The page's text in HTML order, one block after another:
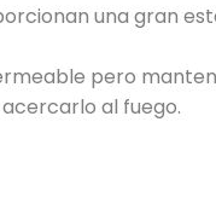
una gran
pero
al fuego.